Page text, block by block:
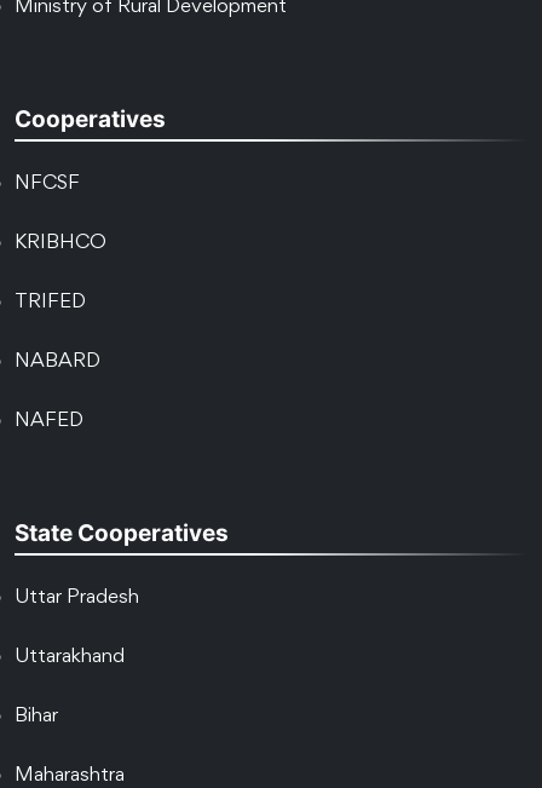
Ministry of Rural Development
Cooperatives
NFCSF
KRIBHCO
TRIFED
NABARD
NAFED
State Cooperatives
Uttar Pradesh
Uttarakhand
Bihar
Maharashtra